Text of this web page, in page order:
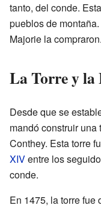
tanto, del conde.
pueblos de
Majorie la compraron.
La Torre y la
Desde que se
mandó construir
Conthey. Esta torre
XIVentre los
conde.
En 1475, la torre fue